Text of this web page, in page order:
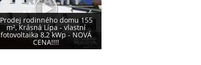
Varnsdorf - prodej pozemku
800 m²